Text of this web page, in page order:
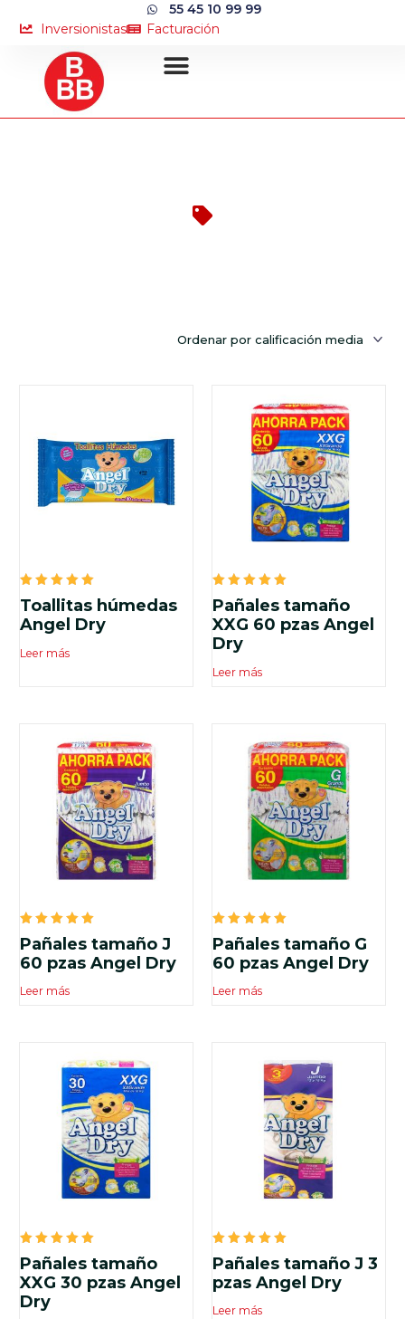
55 45 10 99 99
Inversionistas
Facturación
Valorado
en
5.00
de 5
Toallitas húmedas
Angel Dry
Leer más
Valorado
en
5.00
de 5
Pañales tamaño
XXG 60 pzas Angel
Dry
Leer más
Valorado
en
5.00
de 5
Pañales tamaño J
60 pzas Angel Dry
Leer más
Valorado
en
5.00
de 5
Pañales tamaño G
60 pzas Angel Dry
Leer más
Valorado
en
5.00
de 5
Pañales tamaño
XXG 30 pzas Angel
Dry
Valorado
en
5.00
de 5
Pañales tamaño J 3
pzas Angel Dry
Leer más